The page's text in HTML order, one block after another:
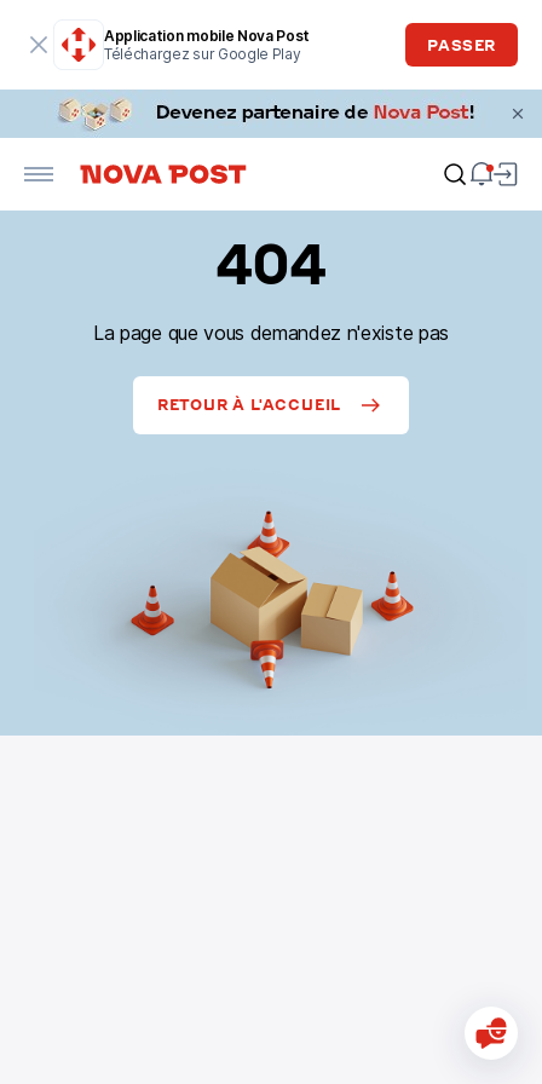
Application mobile Nova Post
Téléchargez sur Google Play
PASSER
404
La page que vous demandez n'existe pas
RETOUR À L'ACCUEIL